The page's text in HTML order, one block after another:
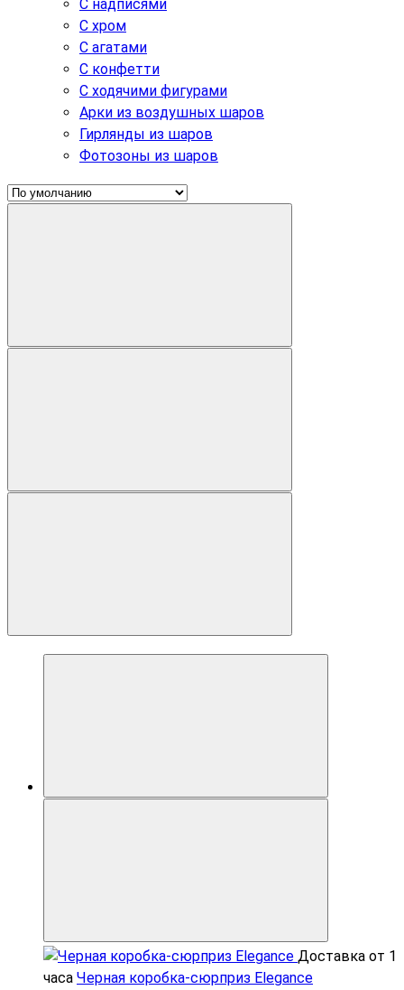
С надписями
С хром
С агатами
С конфетти
С ходячими фигурами
Арки из воздушных шаров
Гирлянды из шаров
Фотозоны из шаров
Доставка от 1
часа Черная коробка-сюрприз Elegance